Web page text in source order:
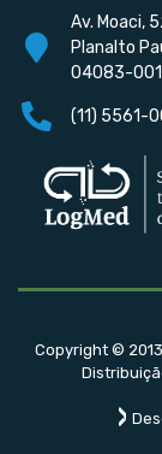
Av. Moaci,
Planalto
04083-001
(11) 5561-
Copyright ©